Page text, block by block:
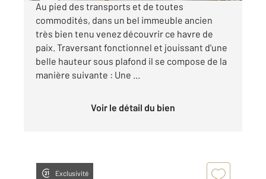
Au pied des transports et de toutes
commodités, dans un bel immeuble ancien
très bien tenu venez découvrir ce havre de
paix. Traversant fonctionnel et jouissant d'une
belle hauteur sous plafond il se compose de la
manière suivante : Une ...
Voir le détail du bien
Exclusivité